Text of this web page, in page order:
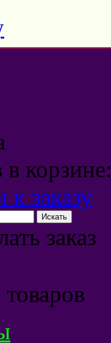
в корзине:
к заказу
заказ